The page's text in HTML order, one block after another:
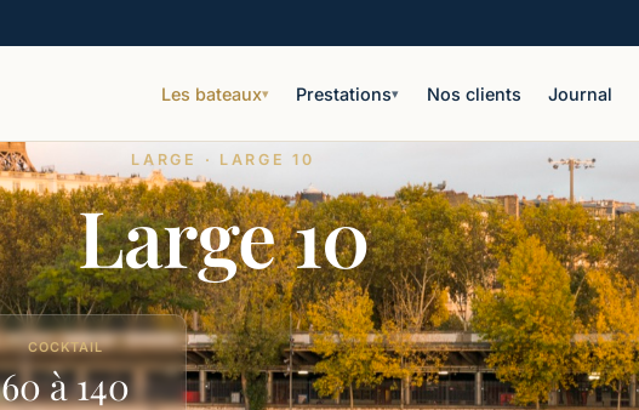
Les bateaux▾ Prestations▾ Nos clients Journal
LARGE · LARGE 10
Large 10
COCKTAIL
60 à 140